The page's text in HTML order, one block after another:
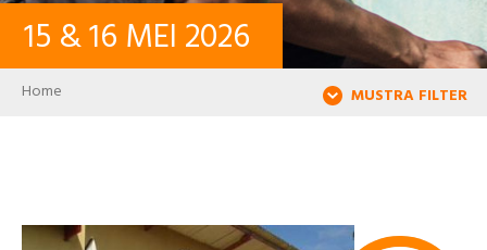
KONTAKTO
15 &16 MEI 2026
Breadcrumb
Home MUSTRA FILTER